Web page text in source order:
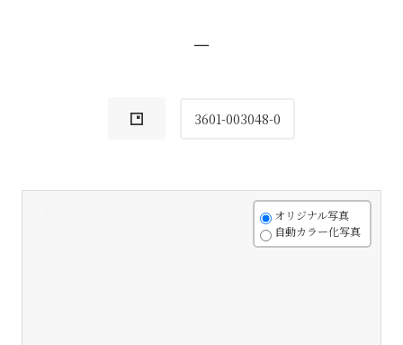
−
3601-003048-0
オリジナル写真
自動カラー化写真